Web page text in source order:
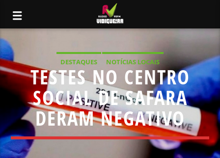
DESTAQUES NOTÍCIAS LOCAIS
TESTES NO CENTRO
SOCIAL DE SAFARA
DERAM NEGATIVO